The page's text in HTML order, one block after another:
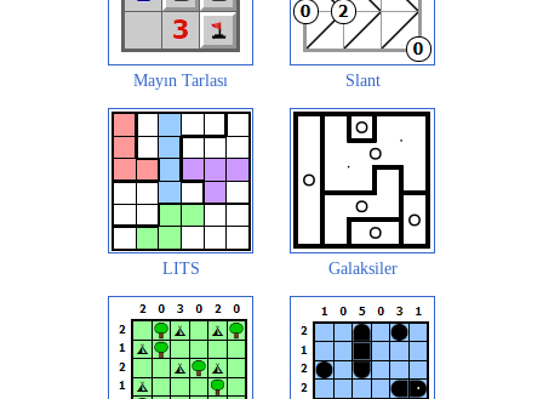
Mayın Tarlası Slant
LITS Galaksiler